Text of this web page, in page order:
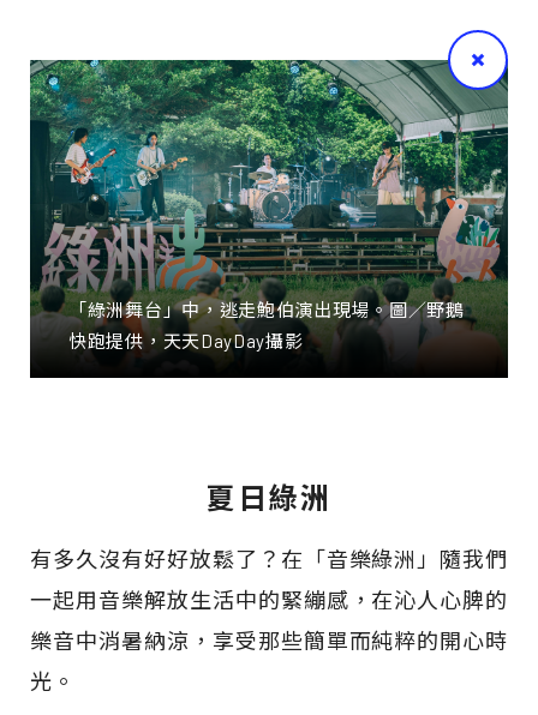
「綠洲舞台」中，逃走鮑伯演出現場。圖／野鵝
快跑提供，天天DayDay攝影
夏日綠洲
有多久沒有好好放鬆了？在「音樂綠洲」隨我們
一起用音樂解放生活中的緊繃感，在沁人心脾的
樂音中消暑納涼，享受那些簡單而純粹的開心時
光。